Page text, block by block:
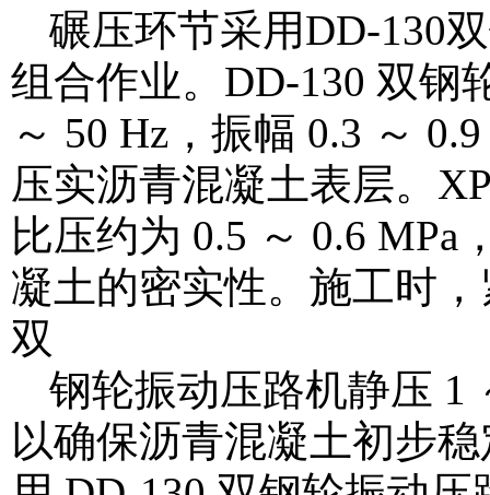
碾压环节采用DD-130
组合作业。DD-130 双钢
～ 50 Hz，振幅 0.3 ～
压实沥青混凝土表层。
比压约为 0.5 ～ 0.6
凝土的密实性。施工时
双
钢轮振动压路机静压 1
以确保沥青混凝土初步